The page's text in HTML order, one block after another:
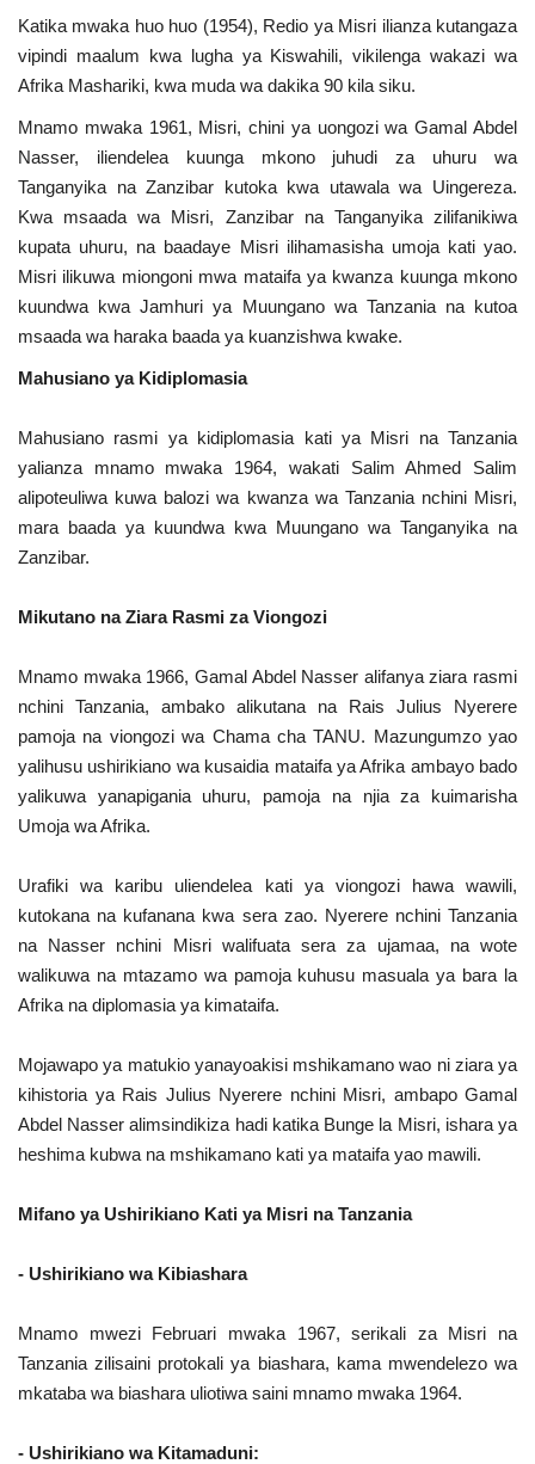
Katika mwaka huo huo (1954), Redio ya Misri ilianza kutangaza
vipindi maalum kwa lugha ya Kiswahili, vikilenga wakazi wa
Afrika Mashariki, kwa muda wa dakika 90 kila siku.
Mnamo mwaka 1961, Misri, chini ya uongozi wa Gamal Abdel
Nasser, iliendelea kuunga mkono juhudi za uhuru wa
Tanganyika na Zanzibar kutoka kwa utawala wa Uingereza.
Kwa msaada wa Misri, Zanzibar na Tanganyika zilifanikiwa
kupata uhuru, na baadaye Misri ilihamasisha umoja kati yao.
Misri ilikuwa miongoni mwa mataifa ya kwanza kuunga mkono
kuundwa kwa Jamhuri ya Muungano wa Tanzania na kutoa
msaada wa haraka baada ya kuanzishwa kwake.
Mahusiano ya Kidiplomasia
Mahusiano rasmi ya kidiplomasia kati ya Misri na Tanzania
yalianza mnamo mwaka 1964, wakati Salim Ahmed Salim
alipoteuliwa kuwa balozi wa kwanza wa Tanzania nchini Misri,
mara baada ya kuundwa kwa Muungano wa Tanganyika na
Zanzibar.
Mikutano na Ziara Rasmi za Viongozi
Mnamo mwaka 1966, Gamal Abdel Nasser alifanya ziara rasmi
nchini Tanzania, ambako alikutana na Rais Julius Nyerere
pamoja na viongozi wa Chama cha TANU. Mazungumzo yao
yalihusu ushirikiano wa kusaidia mataifa ya Afrika ambayo bado
yalikuwa yanapigania uhuru, pamoja na njia za kuimarisha
Umoja wa Afrika.
Urafiki wa karibu uliendelea kati ya viongozi hawa wawili,
kutokana na kufanana kwa sera zao. Nyerere nchini Tanzania
na Nasser nchini Misri walifuata sera za ujamaa, na wote
walikuwa na mtazamo wa pamoja kuhusu masuala ya bara la
Afrika na diplomasia ya kimataifa.
Mojawapo ya matukio yanayoakisi mshikamano wao ni ziara ya
kihistoria ya Rais Julius Nyerere nchini Misri, ambapo Gamal
Abdel Nasser alimsindikiza hadi katika Bunge la Misri, ishara ya
heshima kubwa na mshikamano kati ya mataifa yao mawili.
Mifano ya Ushirikiano Kati ya Misri na Tanzania
- Ushirikiano wa Kibiashara
Mnamo mwezi Februari mwaka 1967, serikali za Misri na
Tanzania zilisaini protokali ya biashara, kama mwendelezo wa
mkataba wa biashara uliotiwa saini mnamo mwaka 1964.
- Ushirikiano wa Kitamaduni: